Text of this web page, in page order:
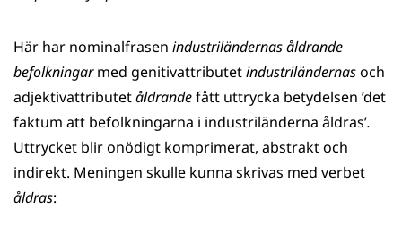
Här har nominalfrasen industriländernas åldrande
befolkningarmed genitivattributetindustriländernasoch
adjektivattributetåldrandefått uttrycka betydelsen ’det
faktum att befolkningarna i industriländerna åldras’.
Uttrycket blir onödigt komprimerat, abstrakt och
indirekt. Meningen skulle kunna skrivas med verbet
åldras: